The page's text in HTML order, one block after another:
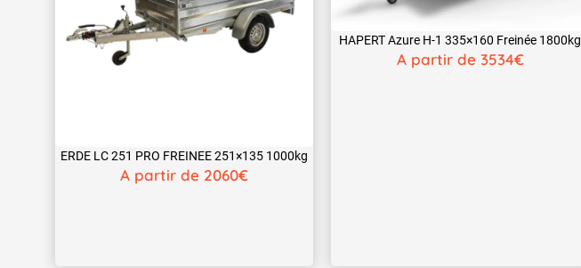
ERDE LC 251 PRO FREINEE 251×135 1000kg
A partir de 2060€
HAPERT Azure H-1 335×160 Freinée 1800kg
A partir de 3534€